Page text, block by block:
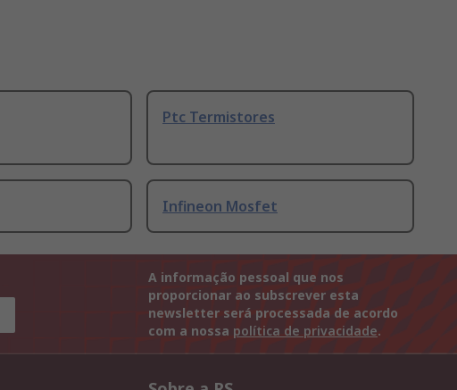
Ptc Termistores
Infineon Mosfet
A informação pessoal que nos
proporcionar ao subscrever esta
newsletter será processada de acordo
com a nossa política de privacidade.